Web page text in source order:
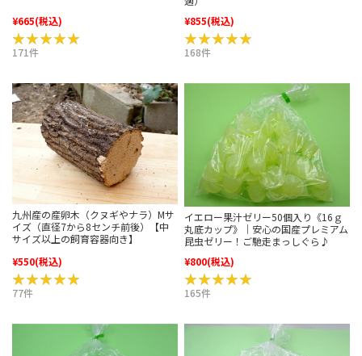
¥665(税込)
★★★★★
★★★★★
171件
¥855(税込)
★★★★★
★★★★★
168件
九州産の産卵木（クヌギやナラ）Mサ
イズ（直径7から8センチ前後）【中
サイズ以上の飼育容器向き】
¥550(税込)
★★★★★
★★★★★
77件
イエロー果汁ゼリー50個入り《16ｇ
丸底カップ》｜安心の国産プレミアム
昆虫ゼリー！ご馳走まっしぐら♪
¥800(税込)
★★★★★
★★★★★
165件